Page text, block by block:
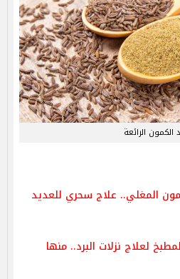
الكمون الرائعة
المغلي.. علاج سحري للعديد
لعلاج نزلات البرد.. منها